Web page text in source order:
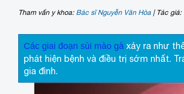
Tham vấn y khoa: Bác sĩ Nguyễn Văn Hòa |Tác giả:
Các giai đoạn sùi mào gà xảy ra như
phát hiện bệnh và điều trị sớm nhất.
gia đình.